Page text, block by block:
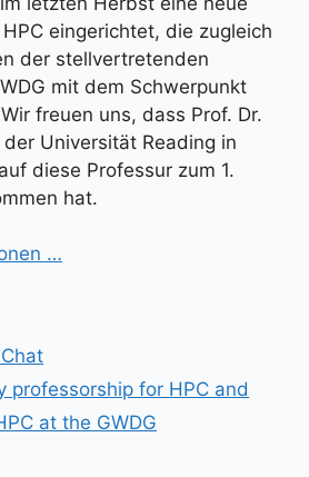
eingerichtet, die zugleich
der stellvertretenden
mit dem Schwerpunkt
freuen uns, dass Prof. Dr.
Univer­sität Reading in
diese Professur zum 1.
hat.
…
professorship for HPC and
at the GWDG